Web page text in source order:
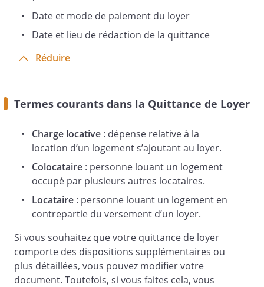
Date et mode de paiement du loyer
Date et lieu de rédaction de la quittance
Réduire
Termes courants dans la Quittance de Loyer
Charge locative : dépense relative à la
location d’un logement s’ajoutant au loyer.
Colocataire : personne louant un logement
occupé par plusieurs autres locataires.
Locataire : personne louant un logement en
contrepartie du versement d’un loyer.
Si vous souhaitez que votre quittance de loyer
comporte des dispositions supplémentaires ou
plus détaillées, vous pouvez modifier votre
document. Toutefois, si vous faites cela, vous